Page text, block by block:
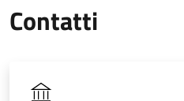
Contatti